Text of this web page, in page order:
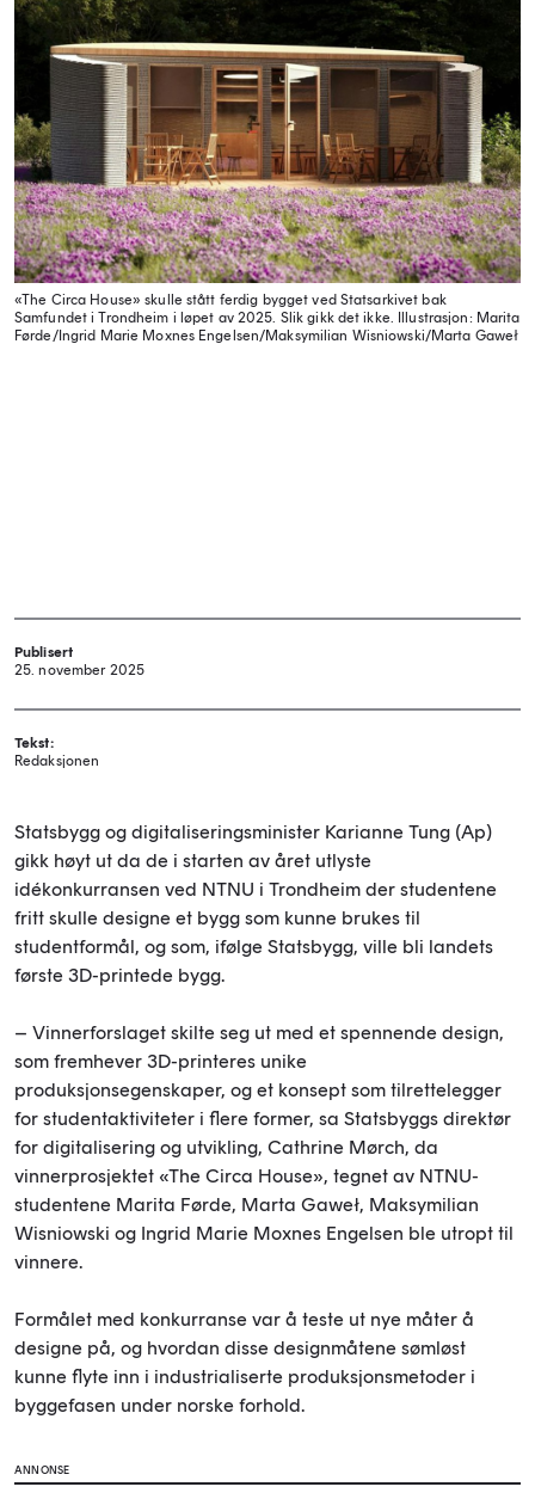
«The Circa House» skulle stått ferdig bygget ved Statsarkivet bak
Samfundet i Trondheim i løpet av 2025. Slik gikk det ikke. Illustrasjon: Marita
Førde/Ingrid Marie Moxnes Engelsen/Maksymilian Wisniowski/Marta Gaweł
Publisert
25. november 2025
Tekst:
Redaksjonen
Statsbygg og digitaliseringsminister Karianne Tung (Ap)
gikk høyt ut da de i starten av året utlyste
idékonkurransen ved NTNU i Trondheim der studentene
fritt skulle designe et bygg som kunne brukes til
studentformål, og som, ifølge Statsbygg, ville bli landets
første 3D-printede bygg.
– Vinnerforslaget skilte seg ut med et spennende design,
som fremhever 3D-printeres unike
produksjonsegenskaper, og et konsept som tilrettelegger
for studentaktiviteter i flere former, sa Statsbyggs direktør
for digitalisering og utvikling, Cathrine Mørch, da
vinnerprosjektet «The Circa House», tegnet av NTNU-
studentene Marita Førde, Marta Gaweł, Maksymilian
Wisniowski og Ingrid Marie Moxnes Engelsen ble utropt til
vinnere.
Formålet med konkurranse var å teste ut nye måter å
designe på, og hvordan disse designmåtene sømløst
kunne flyte inn i industrialiserte produksjonsmetoder i
byggefasen under norske forhold.
ANNONSE